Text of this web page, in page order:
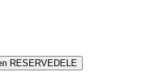
RESERVEDELE